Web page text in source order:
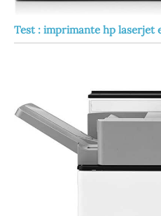
Test : imprimante hp laserjet